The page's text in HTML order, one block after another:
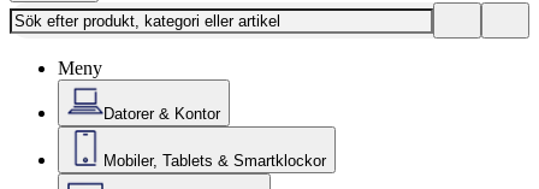
Meny
Datorer & Kontor
Mobiler, Tablets & Smartklockor